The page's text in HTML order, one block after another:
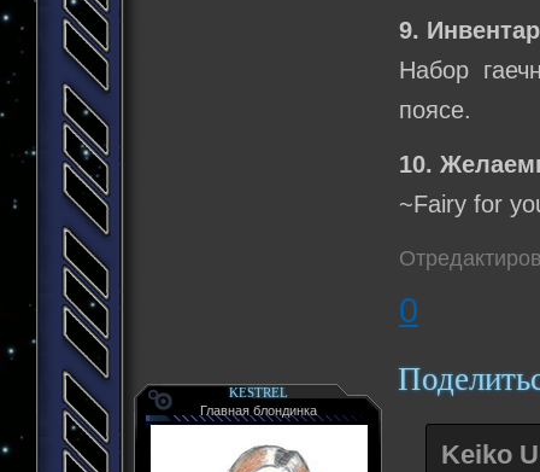
9.
Набор
поясе.
10.
~Fairy for
0
KESTREL
Главная блондинка
Keiko